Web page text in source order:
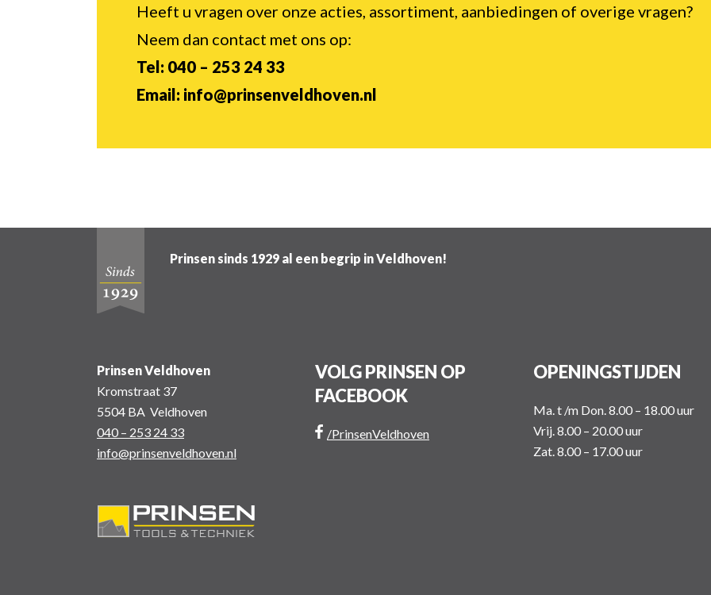
Heeft u vragen over onze acties, assortiment, aanbiedingen of overige vragen?
Neem dan contact met ons op:
Tel: 040 – 253 24 33
Email: info@prinsenveldhoven.nl
Prinsen sinds 1929 al een begrip in Veldhoven!
Prinsen Veldhoven
Kromstraat 37
5504 BA Veldhoven
040 – 253 24 33
info@prinsenveldhoven.nl
VOLG PRINSEN OP
FACEBOOK
/PrinsenVeldhoven
OPENINGSTIJDEN
Ma. t /m Don. 8.00 – 18.00 uur
Vrij. 8.00 – 20.00 uur
Zat. 8.00 – 17.00 uur